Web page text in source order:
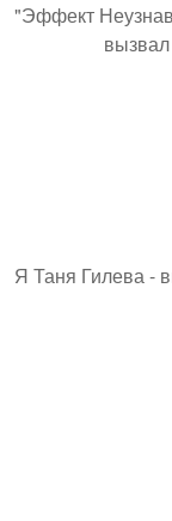
"Эффект
Я Таня Гилева -